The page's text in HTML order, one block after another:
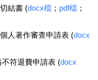
結書 (docx檔； pdf檔；
人著作審查申請表 (docx
符退費申請表 (docx